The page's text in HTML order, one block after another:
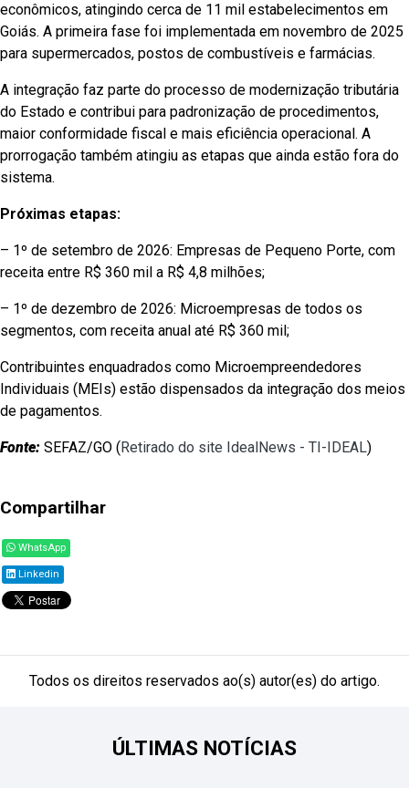
econômicos, atingindo cerca de 11 mil estabelecimentos em
Goiás. A primeira fase foi implementada em novembro de 2025
para supermercados, postos de combustíveis e farmácias.
A integração faz parte do processo de modernização tributária
do Estado e contribui para padronização de procedimentos,
maior conformidade fiscal e mais eficiência operacional. A
prorrogação também atingiu as etapas que ainda estão fora do
sistema.
Próximas etapas:
– 1º de setembro de 2026: Empresas de Pequeno Porte, com
receita entre R$ 360 mil a R$ 4,8 milhões;
– 1º de dezembro de 2026: Microempresas de todos os
segmentos, com receita anual até R$ 360 mil;
Contribuintes enquadrados como Microempreendedores
Individuais (MEIs) estão dispensados da integração dos meios
de pagamentos.
Fonte: SEFAZ/GO (Retirado do site IdealNews - TI-IDEAL)
Compartilhar
WhatsApp
Linkedin
Todos os direitos reservados ao(s) autor(es) do artigo.
ÚLTIMAS NOTÍCIAS